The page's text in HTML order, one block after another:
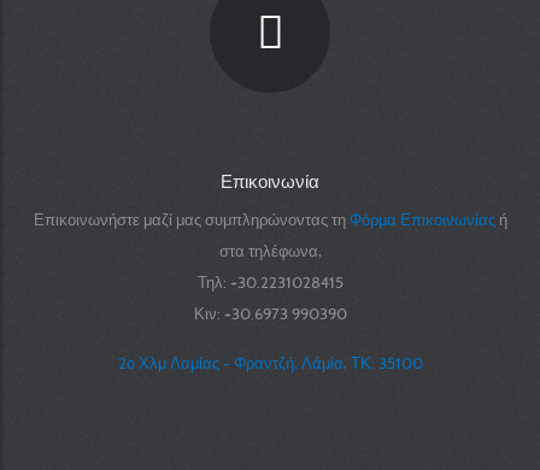
Επικοινωνία
Επικοινωνήστε μαζί μας συμπληρώνοντας τη Φόρμα Επικοινωνίας ή
στα τηλέφωνα,
Τηλ: +30.2231028415
Κιν: +30.6973 990390
2ο Χλμ Λαμίας - Φραντζή, Λάμία, ΤΚ: 35100